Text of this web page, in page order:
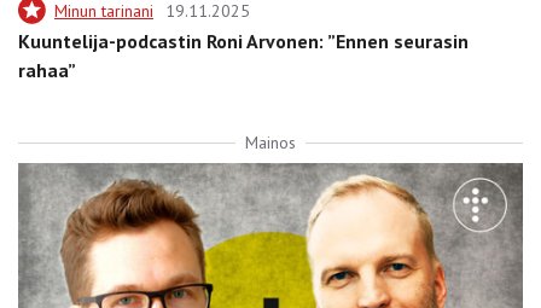
Minun tarinani 19.11.2025
Kuuntelija-podcastin Roni Arvonen: ”Ennen seurasin
rahaa”
Mainos